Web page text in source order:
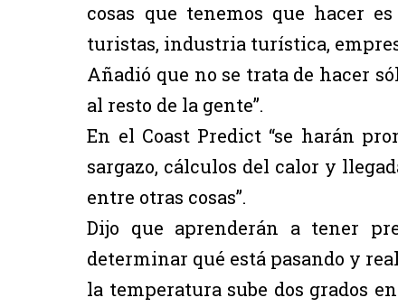
cosas que tenemos que hacer
turistas, industria turística,
Añadió que no se trata de hacer
al resto de la gente”.
En el Coast Predict “se harán
sargazo, cálculos del calor y
entre otras cosas”.
Dijo que aprenderán a tener
determinar qué está pasando y
la temperatura sube dos grados